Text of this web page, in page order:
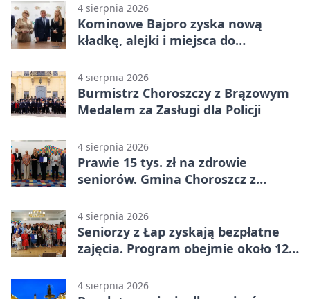
4 sierpnia 2026
Kominowe Bajoro zyska nową
kładkę, alejki i miejsca do
4 sierpnia 2026
Burmistrz Choroszczy z Brązowym
Medalem za Zasługi dla Policji
4 sierpnia 2026
Prawie 15 tys. zł na zdrowie
seniorów. Gmina Choroszcz z
4 sierpnia 2026
Seniorzy z Łap zyskają bezpłatne
zajęcia. Program obejmie około 120
4 sierpnia 2026